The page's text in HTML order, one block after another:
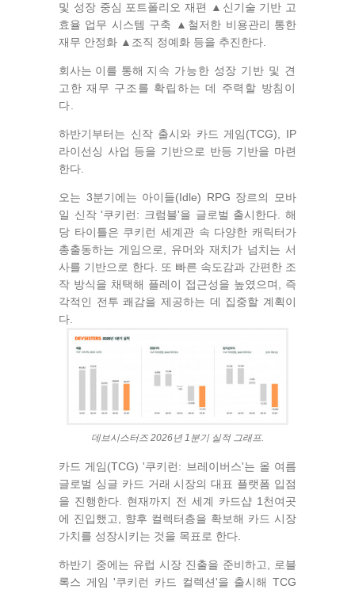
및 성장 중심 포트폴리오 재편 ▲신기술 기반 고
효율 업무 시스템 구축 ▲철저한 비용관리 통한
재무 안정화 ▲조직 정예화 등을 추진한다.
회사는 이를 통해 지속 가능한 성장 기반 및 견
고한 재무 구조를 확립하는 데 주력할 방침이
다.
하반기부터는 신작 출시와 카드 게임(TCG), IP
라이선싱 사업 등을 기반으로 반등 기반을 마련
한다.
오는 3분기에는 아이들(Idle) RPG 장르의 모바
일 신작 '쿠키런: 크럼블'을 글로벌 출시한다. 해
당 타이틀은 쿠키런 세계관 속 다양한 캐릭터가
총출동하는 게임으로, 유머와 재치가 넘치는 서
사를 기반으로 한다. 또 빠른 속도감과 간편한 조
작 방식을 채택해 플레이 접근성을 높였으며, 즉
각적인 전투 쾌감을 제공하는 데 집중할 계획이
다.
데브시스터즈 2026년 1분기 실적 그래프.
카드 게임(TCG) '쿠키런: 브레이버스'는 올 여름
글로벌 싱글 카드 거래 시장의 대표 플랫폼 입점
을 진행한다. 현재까지 전 세계 카드샵 1천여곳
에 진입했고, 향후 컬렉터층을 확보해 카드 시장
가치를 성장시키는 것을 목표로 한다.
하반기 중에는 유럽 시장 진출을 준비하고, 로블
록스 게임 '쿠키런 카드 컬렉션'을 출시해 TCG